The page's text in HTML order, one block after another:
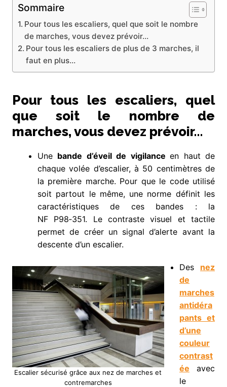
Sommaire
Pour tous les escaliers, quel que soit le nombre
de marches, vous devez prévoir…
Pour tous les escaliers de plus de 3 marches, il
faut en plus…
Pour tous les escaliers, quel
que soit le nombre de
marches, vous devez prévoir…
Une bande d’éveil de vigilanceen haut de
chaque volée d’escalier, à 50 centimètres de
la première marche. Pour que le code utilisé
soit partout le même, une norme définit les
caractéristiques de ces bandes : la
NF P98‑351. Le contraste visuel et tactile
permet de créer un signal d’alerte avant la
descente d’un escalier.
Escalier sécurisé grâce aux nez de marches et
contremarches
Des nez
de
marches
antidéra
pants et
d’une
couleur
contrast
ée avec
le